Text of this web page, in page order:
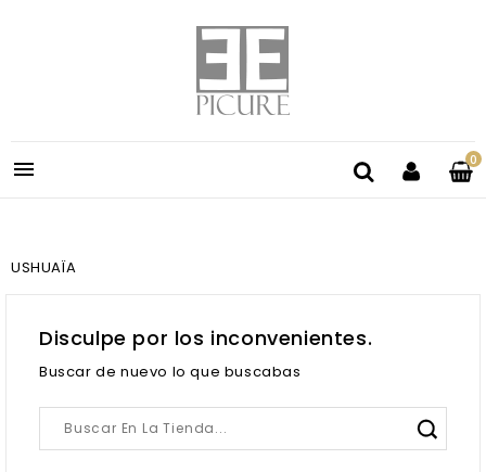
 0
USHUAÏA
Disculpe por los inconvenientes.
Buscar de nuevo lo que buscabas